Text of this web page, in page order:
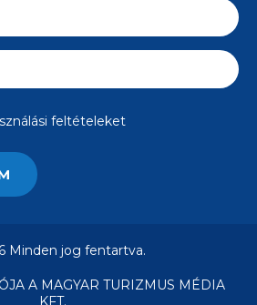
feltételeket
Minden jog fentartva.
A MAGYAR TURIZMUS MÉDIA
KFT.